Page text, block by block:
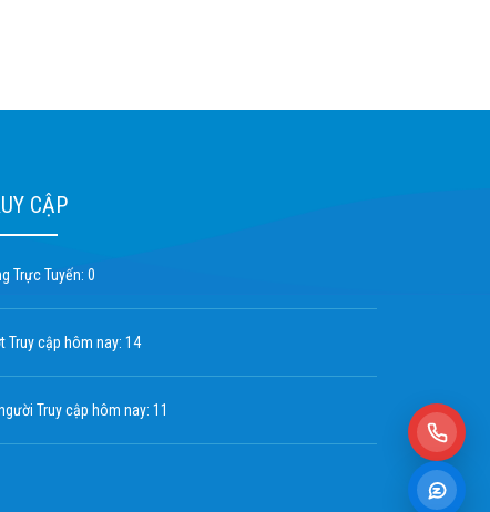
CẬP
Trực Tuyến: 0
Truy cập hôm nay: 14
Truy cập hôm nay: 11